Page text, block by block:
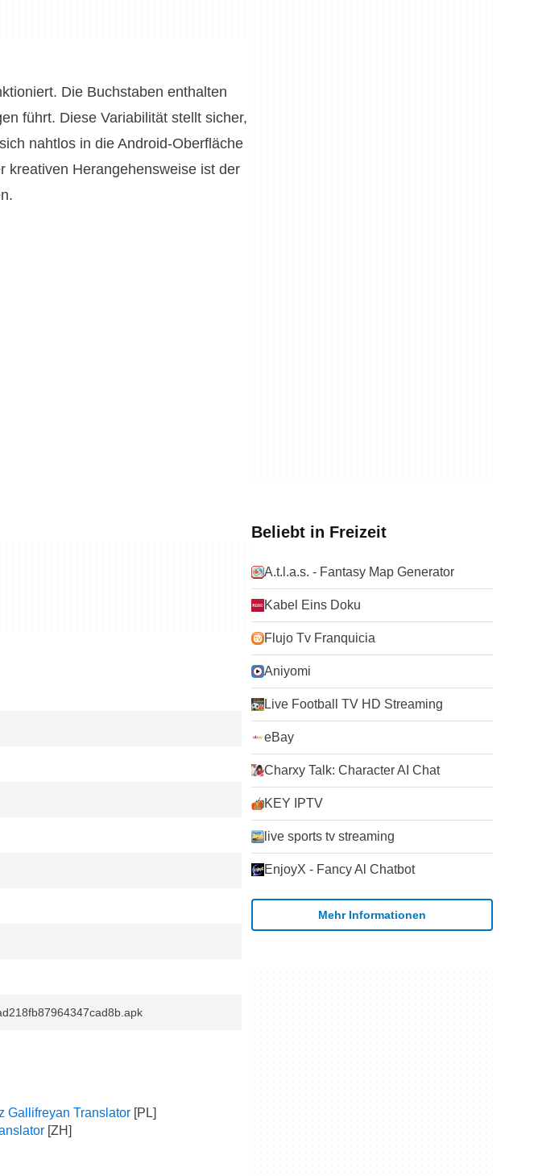
Die Buchstaben enthalten
führt. Diese Variabilität stellt sicher,
nahtlos in die Android-Oberfläche
kreativen Herangehensweise ist der
Gallifreyan Translator
Beliebt in Freizeit
A.t.l.a.s. - Fantasy Map Generator
Kabel Eins Doku
Flujo Tv Franquicia
Aniyomi
Live Football TV HD Streaming
eBay
Charxy Talk: Character AI Chat
KEY IPTV
live sports tv streaming
EnjoyX - Fancy Al Chatbot
Mehr Informationen